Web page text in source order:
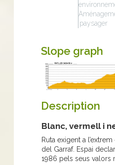
paysager
Slope graph
Description
Blanc, vermell i
Ruta exigent a
del Garraf. Espai
1986 pels seus valors